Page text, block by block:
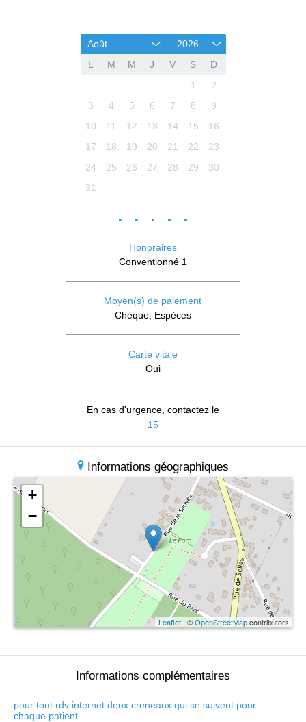
Août
2026
L
M M J V S
D
1
2
3
4 5 6 7 8
9
10
11 12 13 14 15
16
17
18 19 20 21 22
23
24
25 26 27 28 29
30
31
Honoraires
Conventionné 1
Moyen(s) de paiement
Chèque, Espèces
Carte vitale
Oui
En cas d'urgence, contactez le
15
Informations géographiques
+
−
Leaflet | ©OpenStreetMapcontributors
Informations complémentaires
pour tout rdv internet deux creneaux qui se suivent pour
chaque patient